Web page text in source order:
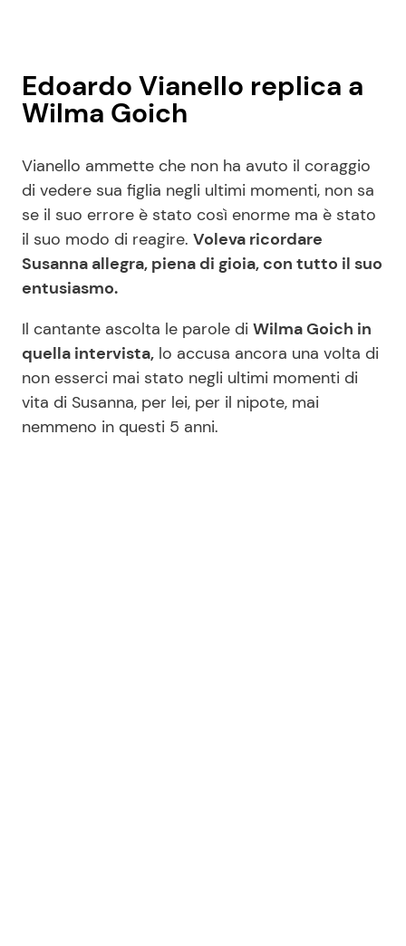
Edoardo Vianello replica a
Wilma Goich
Vianello ammette che non ha avuto il coraggio
di vedere sua figlia negli ultimi momenti, non sa
se il suo errore è stato così enorme ma è stato
il suo modo di reagire. Voleva ricordare
Susanna allegra, piena di gioia, con tutto il suo
entusiasmo.
Il cantante ascolta le parole di Wilma Goich in
quella intervista, lo accusa ancora una volta di
non esserci mai stato negli ultimi momenti di
vita di Susanna, per lei, per il nipote, mai
nemmeno in questi 5 anni.